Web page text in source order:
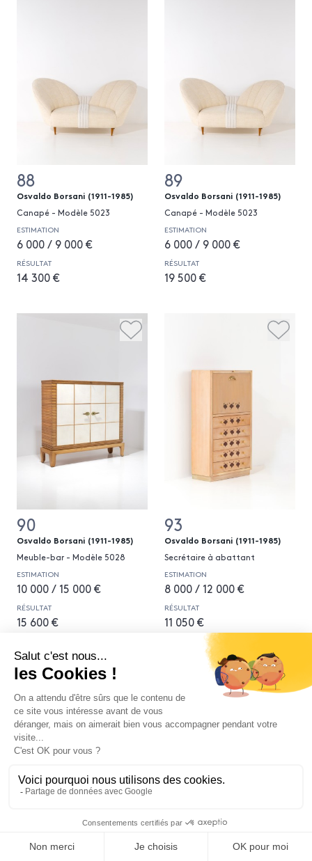
88
Osvaldo Borsani (1911-1985)
Canapé - Modèle 5023
ESTIMATION
6 000 / 9 000 €
RÉSULTAT
14 300 €
89
Osvaldo Borsani (1911-1985)
Canapé - Modèle 5023
ESTIMATION
6 000 / 9 000 €
RÉSULTAT
19 500 €
90
Osvaldo Borsani (1911-1985)
Meuble-bar - Modèle 5028
ESTIMATION
10 000 / 15 000 €
RÉSULTAT
15 600 €
93
Osvaldo Borsani (1911-1985)
Secrétaire à abattant
ESTIMATION
8 000 / 12 000 €
RÉSULTAT
11 050 €